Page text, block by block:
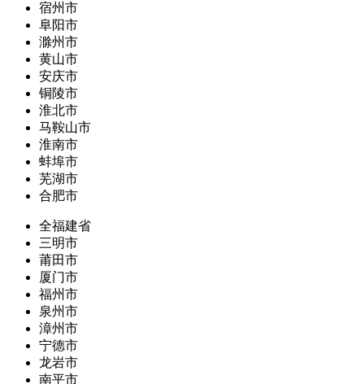
宿州市
阜阳市
滁州市
黄山市
安庆市
铜陵市
淮北市
马鞍山市
淮南市
蚌埠市
芜湖市
合肥市
全福建省
三明市
莆田市
厦门市
福州市
泉州市
漳州市
宁德市
龙岩市
南平市